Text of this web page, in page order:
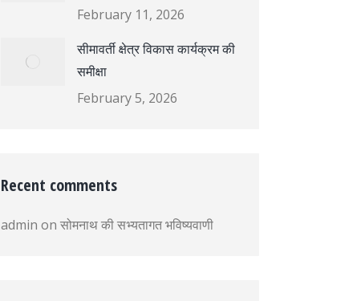
February 11, 2026
सीमावर्ती क्षेत्र विकास कार्यक्रम की
समीक्षा
February 5, 2026
Recent comments
admin on सोमनाथ की सभ्यतागत भविष्यवाणी